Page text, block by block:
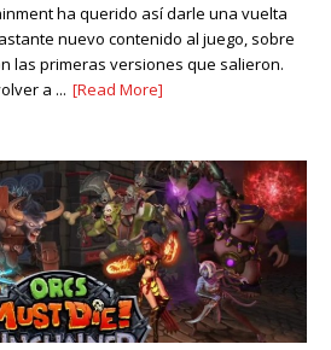
ha querido así darle una vuelta
nuevo contenido al juego, sobre
las primeras versiones que salieron.
a ... [Read More]